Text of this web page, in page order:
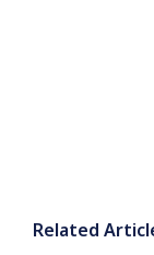
Related